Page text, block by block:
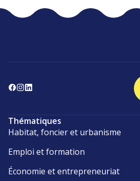
Thématiques
Habitat, foncier et urbanisme
Emploi et formation
Économie et entrepreneuriat